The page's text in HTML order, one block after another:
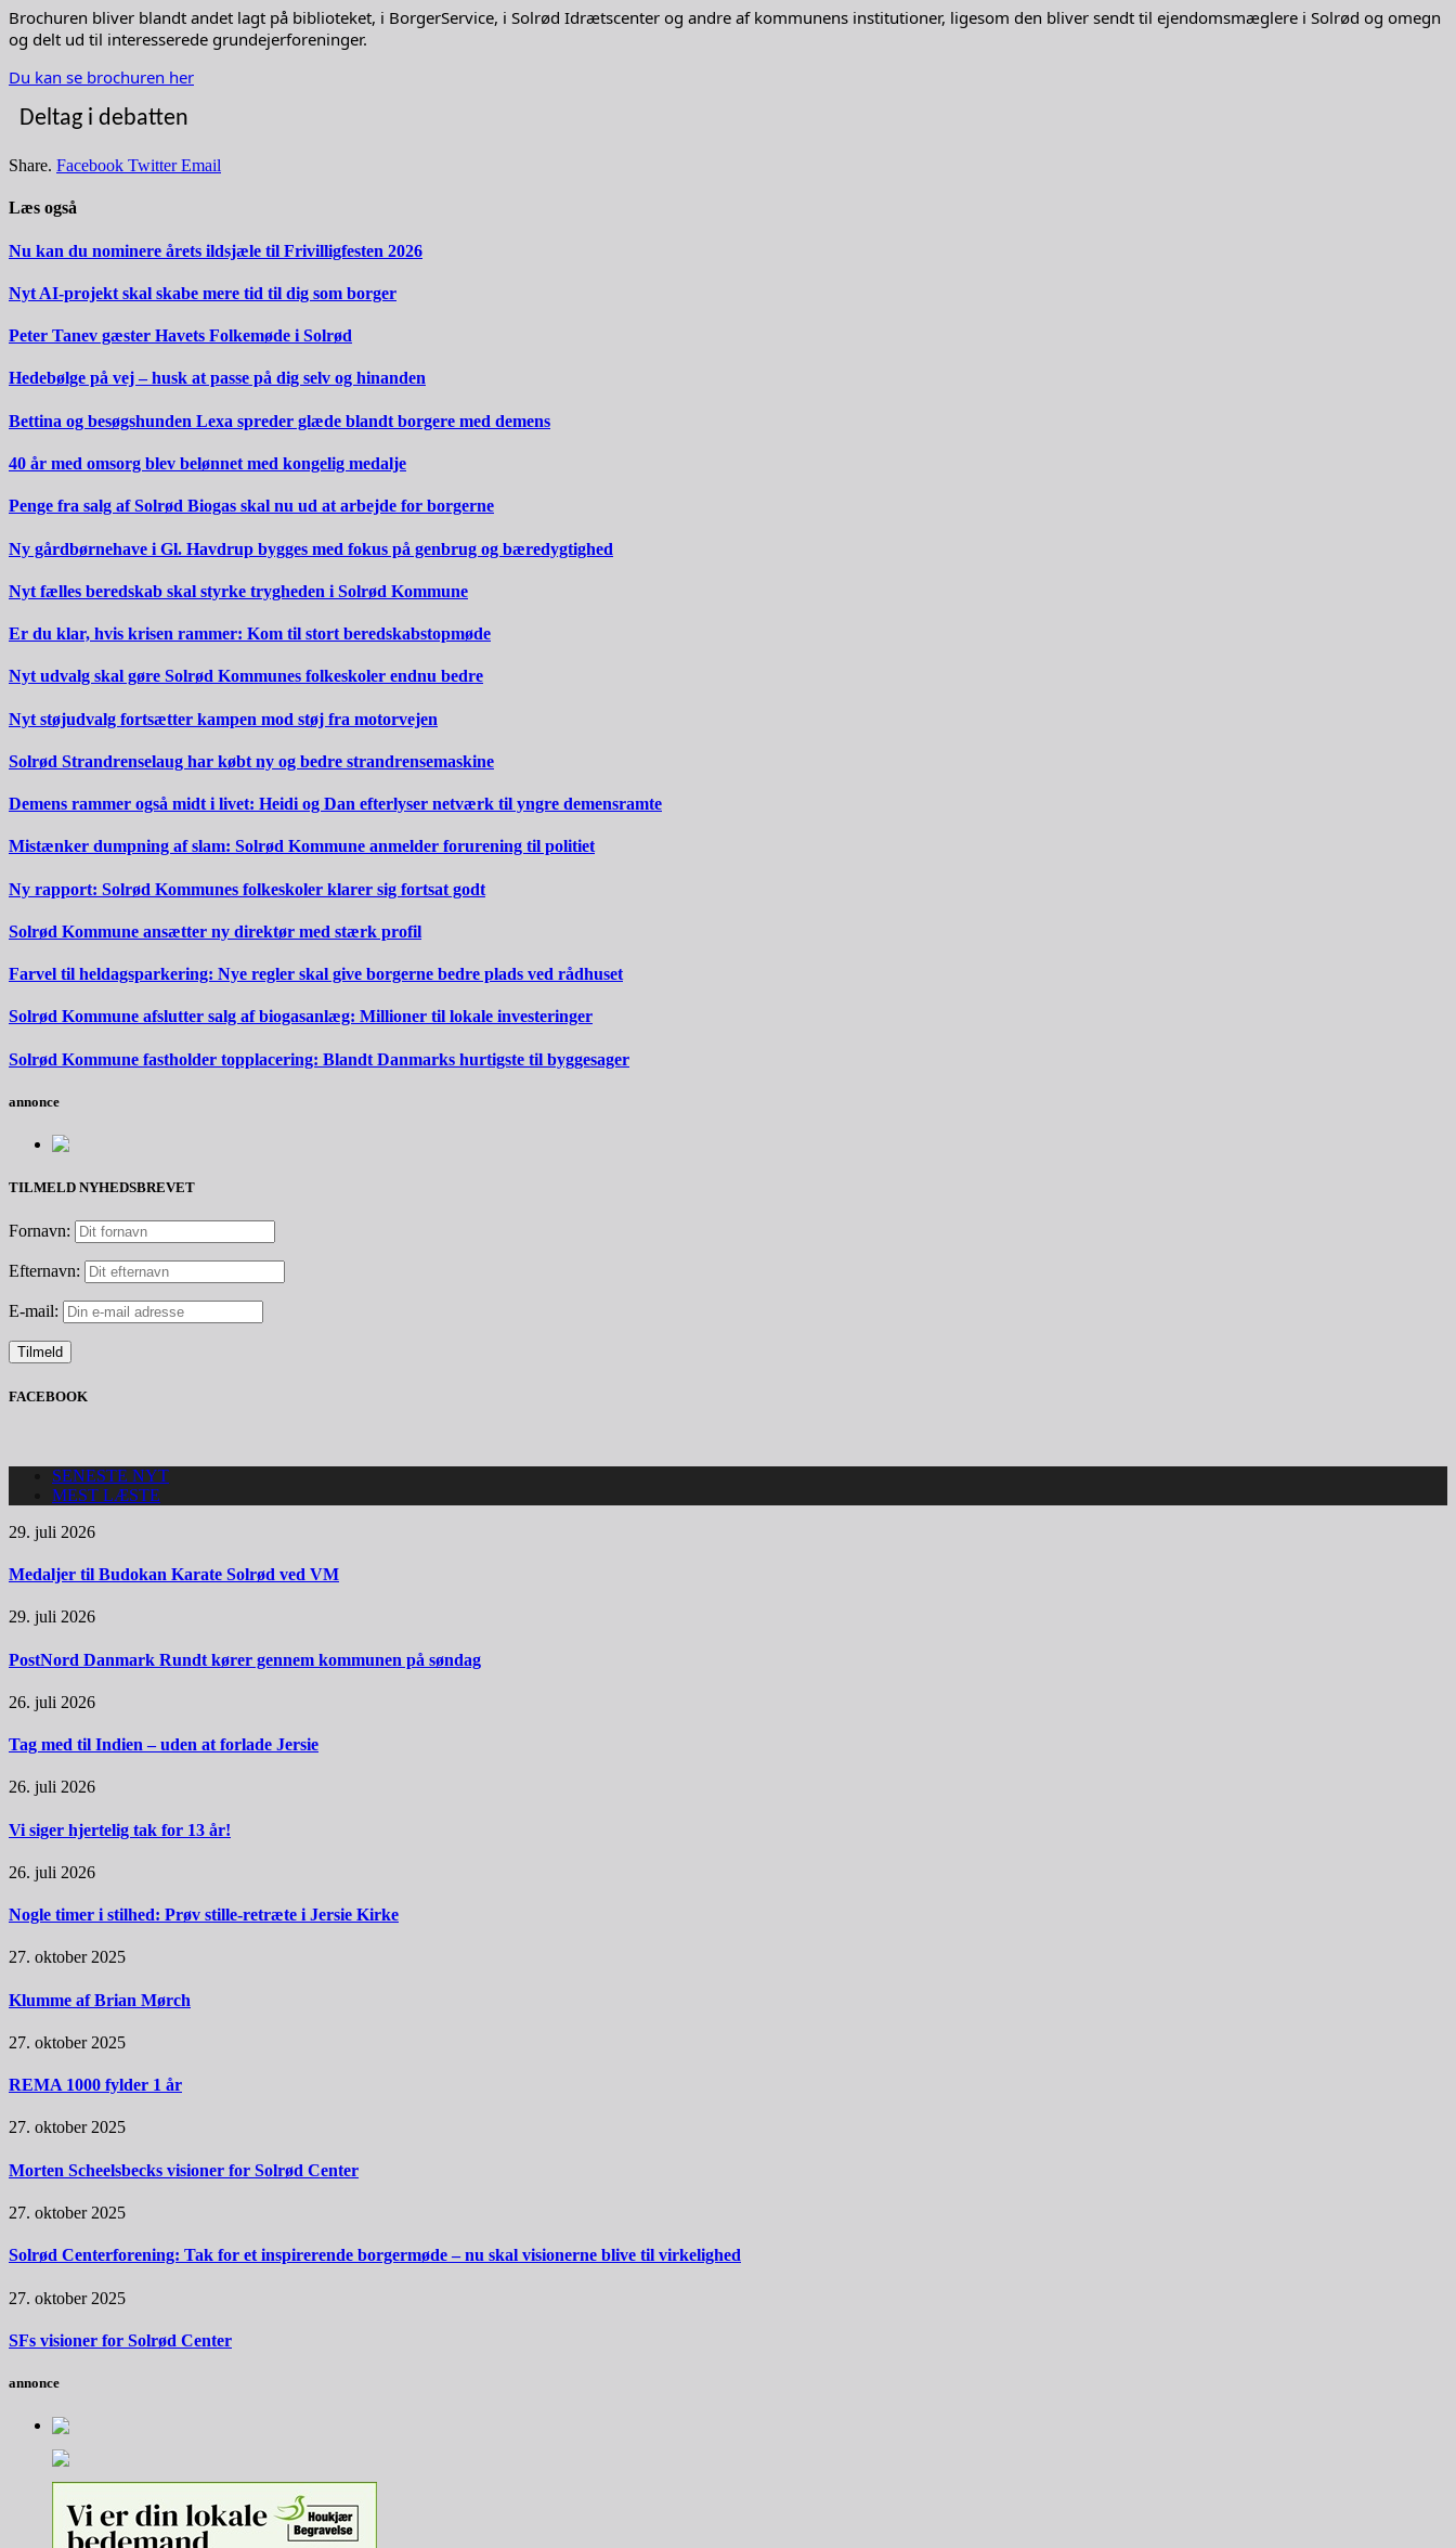
Brochuren bliver blandt andet lagt på biblioteket, i BorgerService, i Solrød Idrætscenter og andre af kommunens institutioner, ligesom den bliver sendt til ejendomsmæglere i Solrød og omegn
og delt ud til interesserede grundejerforeninger.
Du kan se brochuren her
Deltag i debatten
Share. Facebook Twitter Email
Læs også
Nu kan du nominere årets ildsjæle til Frivilligfesten 2026
Nyt AI-projekt skal skabe mere tid til dig som borger
Peter Tanev gæster Havets Folkemøde i Solrød
Hedebølge på vej – husk at passe på dig selv og hinanden
Bettina og besøgshunden Lexa spreder glæde blandt borgere med demens
40 år med omsorg blev belønnet med kongelig medalje
Penge fra salg af Solrød Biogas skal nu ud at arbejde for borgerne
Ny gårdbørnehave i Gl. Havdrup bygges med fokus på genbrug og bæredygtighed
Nyt fælles beredskab skal styrke trygheden i Solrød Kommune
Er du klar, hvis krisen rammer: Kom til stort beredskabstopmøde
Nyt udvalg skal gøre Solrød Kommunes folkeskoler endnu bedre
Nyt støjudvalg fortsætter kampen mod støj fra motorvejen
Solrød Strandrenselaug har købt ny og bedre strandrensemaskine
Demens rammer også midt i livet: Heidi og Dan efterlyser netværk til yngre demensramte
Mistænker dumpning af slam: Solrød Kommune anmelder forurening til politiet
Ny rapport: Solrød Kommunes folkeskoler klarer sig fortsat godt
Solrød Kommune ansætter ny direktør med stærk profil
Farvel til heldagsparkering: Nye regler skal give borgerne bedre plads ved rådhuset
Solrød Kommune afslutter salg af biogasanlæg: Millioner til lokale investeringer
Solrød Kommune fastholder topplacering: Blandt Danmarks hurtigste til byggesager
annonce
TILMELD NYHEDSBREVET
Fornavn:
Efternavn:
E-mail:
FACEBOOK
SENESTE NYT
MEST LÆSTE
29. juli 2026
Medaljer til Budokan Karate Solrød ved VM
29. juli 2026
PostNord Danmark Rundt kører gennem kommunen på søndag
26. juli 2026
Tag med til Indien – uden at forlade Jersie
26. juli 2026
Vi siger hjertelig tak for 13 år!
26. juli 2026
Nogle timer i stilhed: Prøv stille-retræte i Jersie Kirke
27. oktober 2025
Klumme af Brian Mørch
27. oktober 2025
REMA 1000 fylder 1 år
27. oktober 2025
Morten Scheelsbecks visioner for Solrød Center
27. oktober 2025
Solrød Centerforening: Tak for et inspirerende borgermøde – nu skal visionerne blive til virkelighed
27. oktober 2025
SFs visioner for Solrød Center
annonce